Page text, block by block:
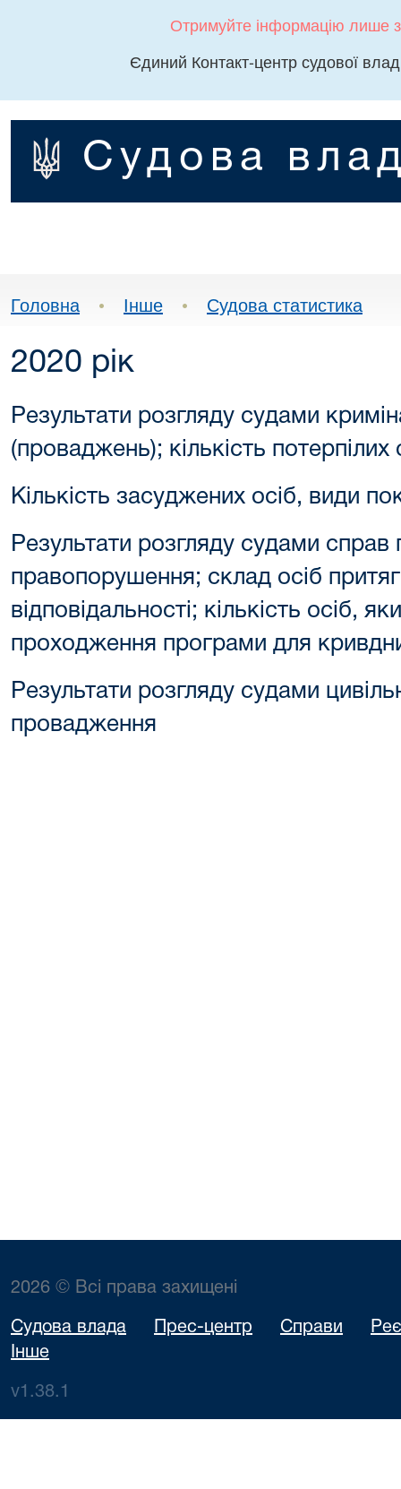
Отримуйте інформацію лише
Єдиний Контакт-центр судової
Судова
Головна • Інше • Судова статистика
2020 рік
Результати розгляду судами
(проваджень); кількість потерпілих
Кількість засуджених осіб, види
Результати розгляду судами справ
правопорушення; склад осіб
відповідальності; кількість осіб,
проходження програми для
Результати розгляду судами
провадження
2026 © Всі права захищені
Судова влада Прес-центр Справи
Інше
v1.38.1